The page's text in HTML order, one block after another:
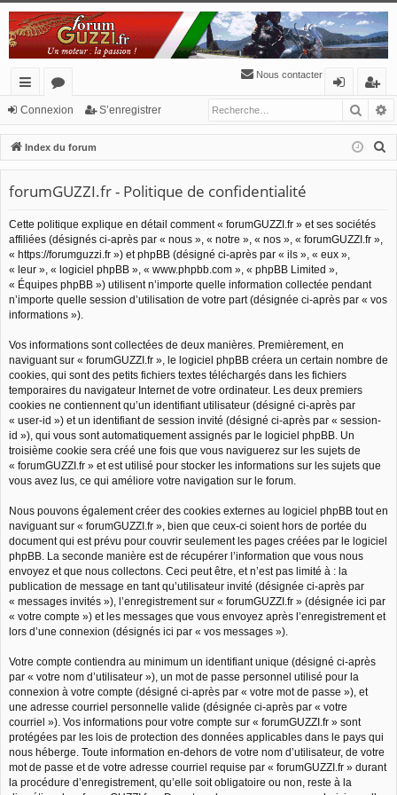
cc
ès
ra
pi
de
or
u
m
s
Nous contacter
n
ne
o
n
’e
nr
eg
re
r
Connexion S’enregistrer
Index du forum
forumGUZZI.fr - Politique de confidentialité
Cette politique explique en détail comment « forumGUZZI.fr » et ses sociétés
affiliées (désignés ci-après par « nous », « notre », « nos », « forumGUZZI.fr »,
« https://forumguzzi.fr ») et phpBB (désigné ci-après par « ils », « eux »,
« leur », « logiciel phpBB », « www.phpbb.com », « phpBB Limited »,
« Équipes phpBB ») utilisent n’importe quelle information collectée pendant
n’importe quelle session d’utilisation de votre part (désignée ci-après par « vos
informations »).
Vos informations sont collectées de deux manières. Premièrement, en
naviguant sur « forumGUZZI.fr », le logiciel phpBB créera un certain nombre de
cookies, qui sont des petits fichiers textes téléchargés dans les fichiers
temporaires du navigateur Internet de votre ordinateur. Les deux premiers
cookies ne contiennent qu’un identifiant utilisateur (désigné ci-après par
« user-id ») et un identifiant de session invité (désigné ci-après par « session-
id »), qui vous sont automatiquement assignés par le logiciel phpBB. Un
troisième cookie sera créé une fois que vous naviguerez sur les sujets de
« forumGUZZI.fr » et est utilisé pour stocker les informations sur les sujets que
vous avez lus, ce qui améliore votre navigation sur le forum.
Nous pouvons également créer des cookies externes au logiciel phpBB tout en
naviguant sur « forumGUZZI.fr », bien que ceux-ci soient hors de portée du
document qui est prévu pour couvrir seulement les pages créées par le logiciel
phpBB. La seconde manière est de récupérer l’information que vous nous
envoyez et que nous collectons. Ceci peut être, et n’est pas limité à : la
publication de message en tant qu’utilisateur invité (désignée ci-après par
« messages invités »), l’enregistrement sur « forumGUZZI.fr » (désignée ici par
« votre compte ») et les messages que vous envoyez après l’enregistrement et
lors d’une connexion (désignés ici par « vos messages »).
Votre compte contiendra au minimum un identifiant unique (désigné ci-après
par « votre nom d’utilisateur »), un mot de passe personnel utilisé pour la
connexion à votre compte (désigné ci-après par « votre mot de passe »), et
une adresse courriel personnelle valide (désignée ci-après par « votre
courriel »). Vos informations pour votre compte sur « forumGUZZI.fr » sont
protégées par les lois de protection des données applicables dans le pays qui
nous héberge. Toute information en-dehors de votre nom d’utilisateur, de votre
mot de passe et de votre adresse courriel requise par « forumGUZZI.fr » durant
la procédure d’enregistrement, qu’elle soit obligatoire ou non, reste à la